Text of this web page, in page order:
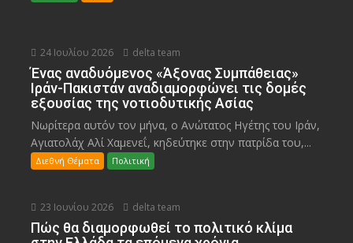
24 Ιουλίου 2026 delta team
Ένας αναδυόμενος «Άξονας Συμπάθειας»
Ιράν-Πακιστάν αναδιαμορφώνει τις δομές
εξουσίας της νοτιοδυτικής Ασίας
Νωρίτερα αυτόν τον μήνα, ο Ανώτατος Ηγέτης του Ιράν,
Αγιατολάχ Αλί Χαμενεΐ, κηδεύτηκε στην πατρίδα του,...
Διεθνή Θέματα Πολιτική
23 Ιουνίου 2026 delta team
Πώς θα διαμορφωθεί το πολιτικό κλίμα